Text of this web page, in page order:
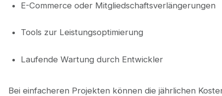
E-Commerce oder Mitgliedschaftsverlängerungen
Tools zur Leistungsoptimierung
Laufende Wartung durch Entwickler
Bei einfacheren Projekten können die jährlichen